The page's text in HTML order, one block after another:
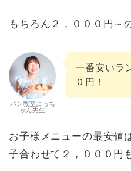
もちろん２，０００円
パン教室よっち
ゃん先生
一番安いラ
０円！
お子様メニューの最安値
子合わせて２，０００円